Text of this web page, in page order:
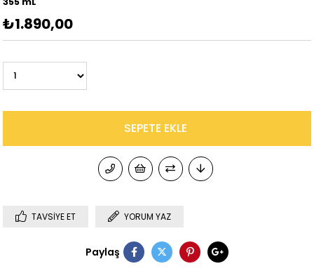
₺1.890,00
TAVSIYE ET YORUM YAZ
Paylaş